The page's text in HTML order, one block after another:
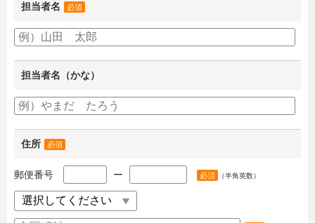
担当者名 必須
担当者名（かな）
住所 必須
郵便番号 ー 必須 （半角英数）